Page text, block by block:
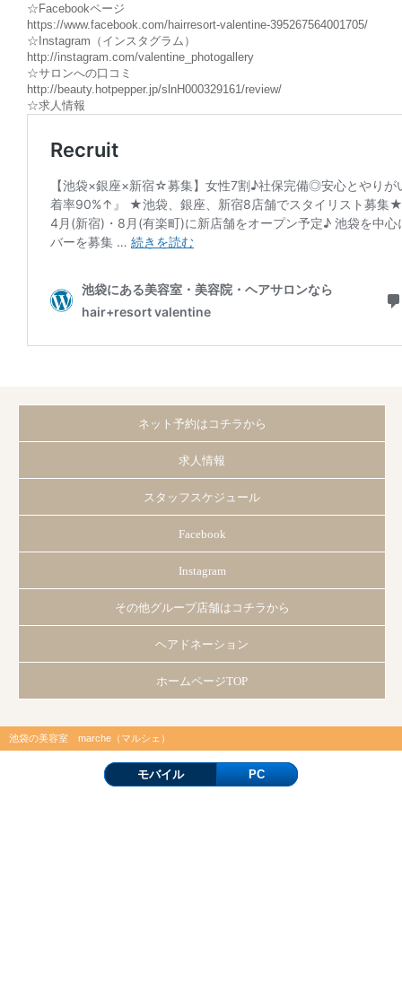
☆Facebookページ
https://www.facebook.com/hairresort-valentine-395267564001705/
☆Instagram（インスタグラム）
http://instagram.com/valentine_photogallery
☆サロンへの口コミ
http://beauty.hotpepper.jp/slnH000329161/review/
☆求人情報
ネット予約はコチラから
求人情報
スタッフスケジュール
Facebook
Instagram
その他グループ店舗はコチラから
ヘアドネーション
ホームページTOP
池袋の美容室 marche（マルシェ）
モバイル PC